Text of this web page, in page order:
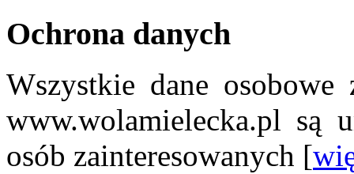
Ochrona danych
Wszystkie dane osobowe
www.wolamielecka.pl są
osób zainteresowanych [